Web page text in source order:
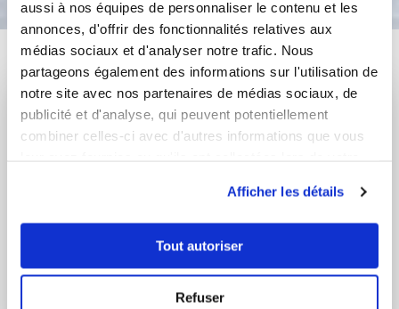
aussi à nos équipes de personnaliser le contenu et les
annonces, d'offrir des fonctionnalités relatives aux
médias sociaux et d'analyser notre trafic. Nous
partageons également des informations sur l'utilisation de
notre site avec nos partenaires de médias sociaux, de
publicité et d'analyse, qui peuvent potentiellement
combiner celles-ci avec d'autres informations que vous
Afficher les détails
Tout autoriser
Refuser
Vous aimerez aussi ...